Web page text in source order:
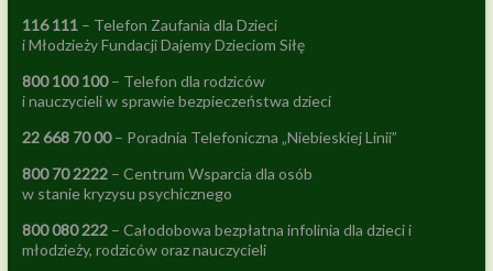
116 111– Telefon Zaufania dla Dzieci
i Młodzieży Fundacji Dajemy Dzieciom Siłę
800 100 100– Telefon dla rodziców
i nauczycieli w sprawie bezpieczeństwa dzieci
22 668 70 00– Poradnia Telefoniczna „Niebieskiej Linii”
800 70 2222 – Centrum Wsparcia dla osób
w stanie kryzysu psychicznego
800 080 222– Całodobowa bezpłatna infolinia dla dzieci i
młodzieży, rodziców oraz nauczycieli